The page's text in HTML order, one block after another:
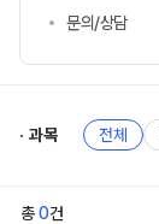
문의/상담
과목 전체
총0건